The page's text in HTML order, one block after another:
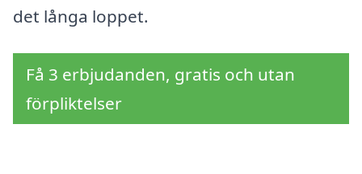
det långa loppet.
Få 3 erbjudanden, gratis och utan
förpliktelser